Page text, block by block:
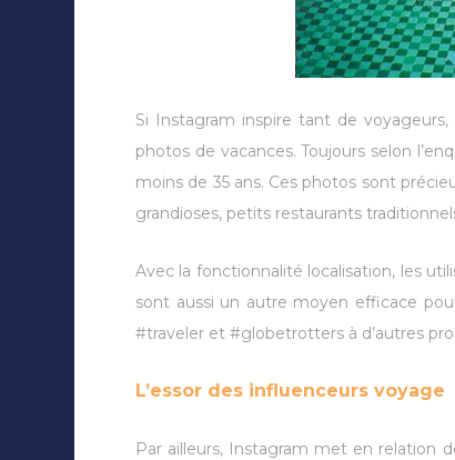
Si Instagram inspire tant de voyageurs,
photos de vacances. Toujours selon
moins de 35 ans. Ces photos sont
grandioses, petits restaurants
Avec la fonctionnalité localisation, les
sont aussi un autre moyen efficace
#traveler et #globetrotters à d’autres
L’essor des influenceurs voyage
Par ailleurs, Instagram met en relation